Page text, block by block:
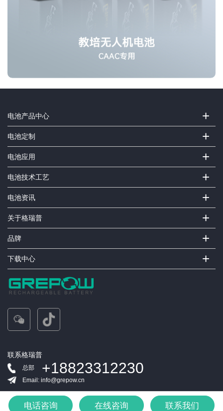
电池产品中心 +
电池定制 +
电池应用 +
电池技术工艺 +
电池资讯 +
关于格瑞普 +
品牌 +
下载中心 +
联系格瑞普
总部 +18823312230
Email: info@grepow.cn
电话咨询 在线咨询 联系我们